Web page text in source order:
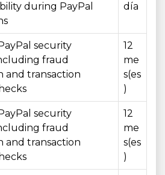
during PayPal
día
security
fraud
and transaction
12
me
s(es
)
security
fraud
and transaction
12
me
s(es
)